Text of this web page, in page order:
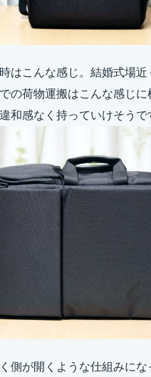
はこんな感じ。結婚式場
の荷物運搬はこんな感じ
和感なく持っていけそうで
側が開くような仕組みにな